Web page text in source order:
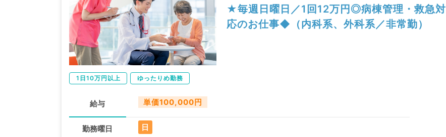
★毎週日曜日／1回12万円◎病棟管理・救急対
応のお仕事◆（内科系、外科系／非常勤）
1日10万円以上 ゆったりめ勤務
給与 単価100,000円
勤務曜日 日